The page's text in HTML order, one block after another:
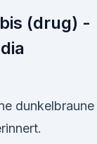
(drug) -
dunkelbraune